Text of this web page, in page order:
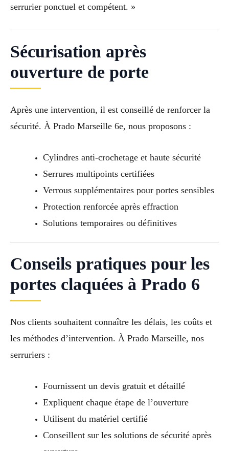
serrurier ponctuel et compétent. »
Sécurisation après
ouverture de porte
Après une intervention, il est conseillé de renforcer la
sécurité. À Prado Marseille 6e, nous proposons :
Cylindres anti-crochetage et haute sécurité
Serrures multipoints certifiées
Verrous supplémentaires pour portes sensibles
Protection renforcée après effraction
Solutions temporaires ou définitives
Conseils pratiques pour les
portes claquées à Prado 6
Nos clients souhaitent connaître les délais, les coûts et
les méthodes d’intervention. À Prado Marseille, nos
serruriers :
Fournissent un devis gratuit et détaillé
Expliquent chaque étape de l’ouverture
Utilisent du matériel certifié
Conseillent sur les solutions de sécurité après